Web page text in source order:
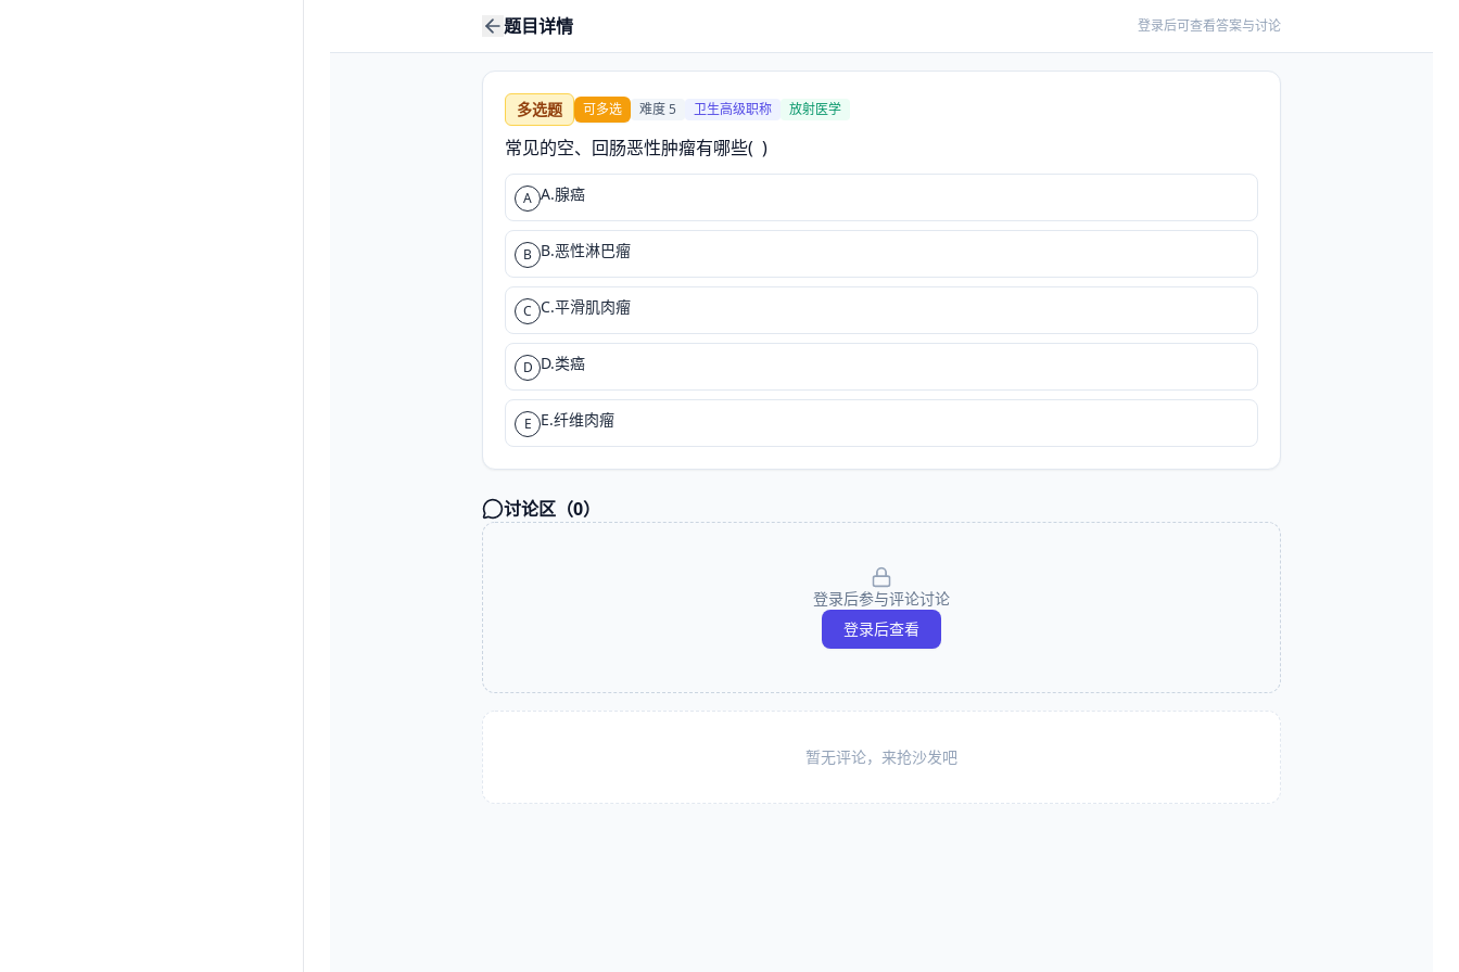
题目详情 登录后可查看答案与讨论
多选题 可多选 难度5 卫生高级职称 放射医学
常见的空、回肠恶性肿瘤有哪些(  )
A A.腺癌
B B.恶性淋巴瘤
C C.平滑肌肉瘤
D D.类癌
E E.纤维肉瘤
讨论区（0）
登录后参与评论讨论
登录后查看
暂无评论，来抢沙发吧